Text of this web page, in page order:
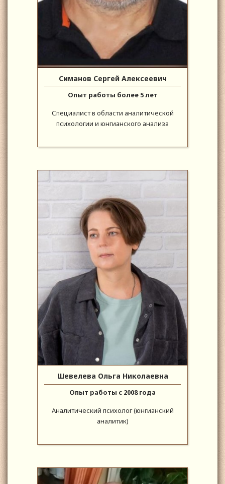
Симанов Сергей Алексеевич
Опыт работы более 5 лет
Специалист в области аналитической
психологии и юнгианского анализа
Шевелева Ольга Николаевна
Опыт работы с 2008 года
Аналитический психолог (юнгианский
аналитик)